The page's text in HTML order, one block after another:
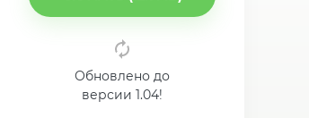
Обновлено до
версии 1.04!